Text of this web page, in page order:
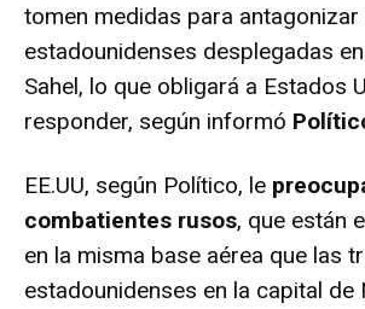
tomen medidas para
estadounidenses desplegadas
Sahel, lo que obligará a Estados
responder, según informó
EE.UU, según Político, le
combatientes rusos, que están
en la misma base aérea que las
estadounidenses en la capital de